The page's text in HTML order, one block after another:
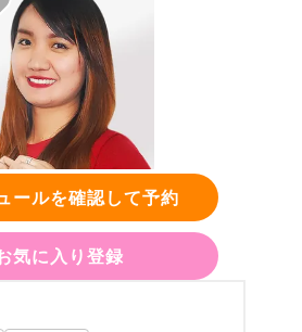
ールを確認して予約
気に入り登録